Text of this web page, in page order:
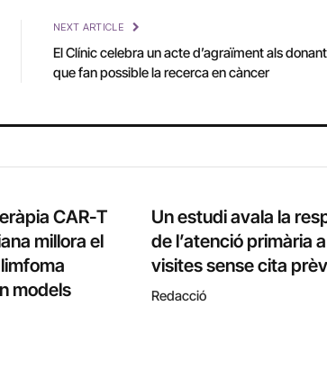
NEXT ARTICLE
El Clínic celebra un acte d’agraïment als
que fan possible la recerca en càncer
CAR-T
millora el
models
Un estudi avala la
de l’atenció primària
visites sense cita
Redacció